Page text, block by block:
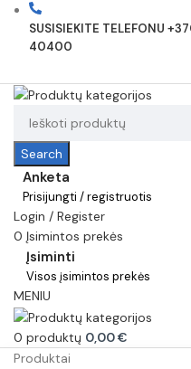
SUSISIEKITE TELEFONU
40400
Search
Anketa
Prisijungti / registruotis
Login / Register
0 Įsimintos prekės
Įsiminti
Visos įsimintos prekės
MENIU
0 produktų 0,00€
Produktai